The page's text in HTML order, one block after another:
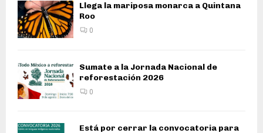
Llega la mariposa monarca a Quintana
Roo
0
Sumate a la Jornada Nacional de
reforestación 2026
0
Está por cerrar la convocatoria para